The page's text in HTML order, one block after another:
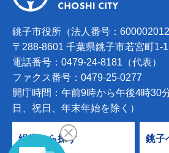
銚子市役所（法人番号：
〒288-8601 千葉県銚子市若宮町1-1
電話番号：0479-24-8181（代表）
ファクス番号：0479-25-0277
開庁時間：午前9時から午後4時30
日、祝日、年末年始を除く）
組織から探す 銚子